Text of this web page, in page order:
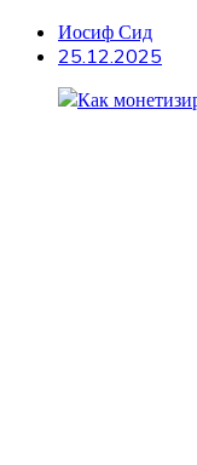
Иосиф Сид
25.12.2025